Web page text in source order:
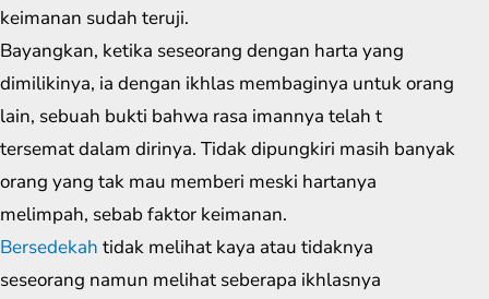
keimanan sudah teruji.
Bayangkan, ketika seseorang dengan harta yang
dimilikinya, ia dengan ikhlas membaginya untuk orang
lain, sebuah bukti bahwa rasa imannya telah t
tersemat dalam dirinya. Tidak dipungkiri masih banyak
orang yang tak mau memberi meski hartanya
melimpah, sebab faktor keimanan.
Bersedekah tidak melihat kaya atau tidaknya
seseorang namun melihat seberapa ikhlasnya